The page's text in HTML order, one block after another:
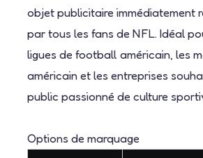
objet publicitaire immédiatement
par tous les fans de NFL. Idéal
ligues de football américain, les
américain et les entreprises
public passionné de culture
Options de marquage